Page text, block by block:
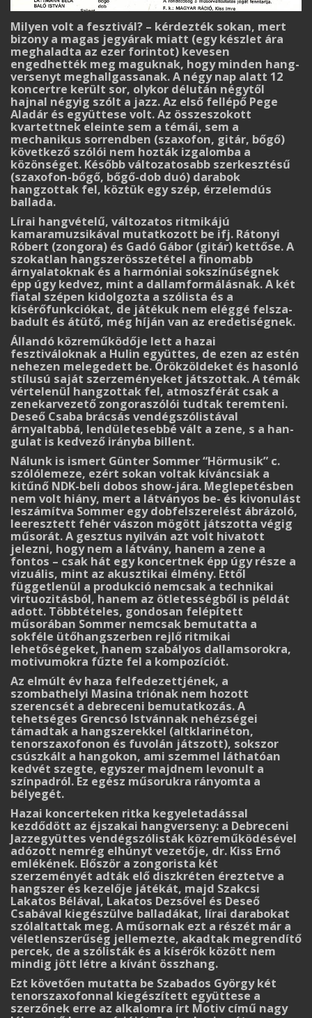
Milyen volt a fesztivál? – kérdezték sokan, mert
bizony a magas jegyárak miatt (egy kész­let ára
meghaladta az ezer forintot) kevesen
engedhették meg maguknak, hogy minden hang­
versenyt meghallgassanak. A négy nap alatt 12
koncertre került sor, olykor délután négytől
hajnal négyig szólt a jazz. Az első fellépő Pege
Aladár és együttese volt. Az összeszokott
kvartettnek eleinte sem a témái, sem a
mechanikus sorrendben (szaxofon, gitár, bőgő)
köve­t­kező szólói nem hozták izgalomba a
közönséget. Később változatosabb szerkesztésű
(sza­xofon-bőgő, bőgő-dob duó) darabok
hangzottak fel, köztük egy szép, érzelemdús
ballada.
Lírai hangvételű, változatos ritmikájú
kamaramuzsikával mutatkozott be ifj. Rátonyi
Róbert (zongora) és Gadó Gábor (gitár) kettőse. A
szokatlan hangszerösszetétel a finomabb
árnyalatoknak és a harmóniai sokszínűségnek
épp úgy kedvez, mint a dallamformálásnak. A két
fiatal szépen kidolgozta a szólista és a
kísérőfunkciókat, de játékuk nem eléggé felsza­
ba­dult és átütő, még híján van az eredetiségnek.
Állandó közreműködője lett a hazai
fesztiváloknak a Hulin együttes, de ezen az estén
ne­hezen melegedett be. Örökzöldeket és hasonló
stílusú saját szerzeményeket játszottak. A té­mák
vértelenül hangzottak fel, atmoszférát csak a
zenekarvezető zongoraszólói tudtak te­rem­teni.
Deseő Csaba brácsás vendégszólistával
árnyaltabbá, lendületesebbé vált a zene, s a han­
gulat is kedvező irányba billent.
Nálunk is ismert Günter Sommer “Hörmusik” c.
szólólemeze, ezért sokan voltak kíván­csiak a
kitűnő NDK-beli dobos show-jára. Meglepetésben
nem volt hiány, mert a látványos be- és kivonulást
leszámítva Sommer egy dobfelszerelést ábrázoló,
leeresztett fehér vászon mögött játszotta végig
műsorát. A gesztus nyilván azt volt hivatott
jelezni, hogy nem a lát­vány, hanem a zene a
fontos – csak hát egy koncertnek épp úgy része a
vizuális, mint az akusztikai élmény. Ettől
függetlenül a produkció nemcsak a technikai
virtuozitásból, hanem az ötletességből is példát
adott. Többtételes, gondosan felépített
műsorában Sommer nemcsak bemutatta a
sokféle ütőhangszerben rejlő ritmikai
lehetőségeket, hanem szabályos dallam­so­rokra,
motivumokra fűzte fel a kompozíciót.
Az elmúlt év haza felfedezettjének, a
szombathelyi Masina triónak nem hozott
szerencsét a debreceni bemutatkozás. A
tehetséges Grencsó Istvánnak nehézségei
támadtak a hang­sze­rekkel (altklarinéton,
tenorszaxofonon és fuvolán játszott), sokszor
csúszkált a hangokon, ami szemmel láthatóan
kedvét szegte, egyszer majdnem levonult a
színpadról. Ez egész műsorukra rányomta a
bélyegét.
Hazai koncerteken ritka kegyeletadással
kezdődött az éjszakai hangverseny: a Debreceni
Jazzegyüttes vendégszólisták közreműködésével
adózott nemrég elhúnyt vezetője, dr. Kiss Er­nő
emlékének. Először a zongorista két
szerzeményét adták elő diszkréten éreztetve a
hang­szer és kezelője játékát, majd Szakcsi
Lakatos Bélával, Lakatos Dezsővel és Deseő
Csabával kiegészülve balladákat, lírai darabokat
szólaltattak meg. A műsornak ezt a részét már a
vé­letlenszerűség jellemezte, akadtak megrendítő
percek, de a szólisták és a kísérők között nem
mindig jött létre a kívánt összhang.
Ezt követően mutatta be Szabados György két
tenorszaxofonnal kiegészített együttese a
szerzőnek erre az alkalomra írt Motiv című nagy